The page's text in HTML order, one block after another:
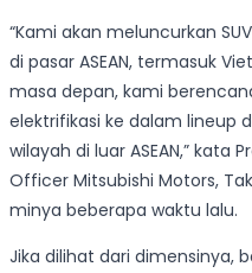
“Kami akan meluncurkan
di pasar ASEAN, termasuk
masa depan, kami
elektrifikasi ke dalam lineup
wilayah di luar ASEAN,” kata
Officer Mitsubishi Motors,
minya beberapa waktu lalu.
Jika dilihat dari dimensinya,